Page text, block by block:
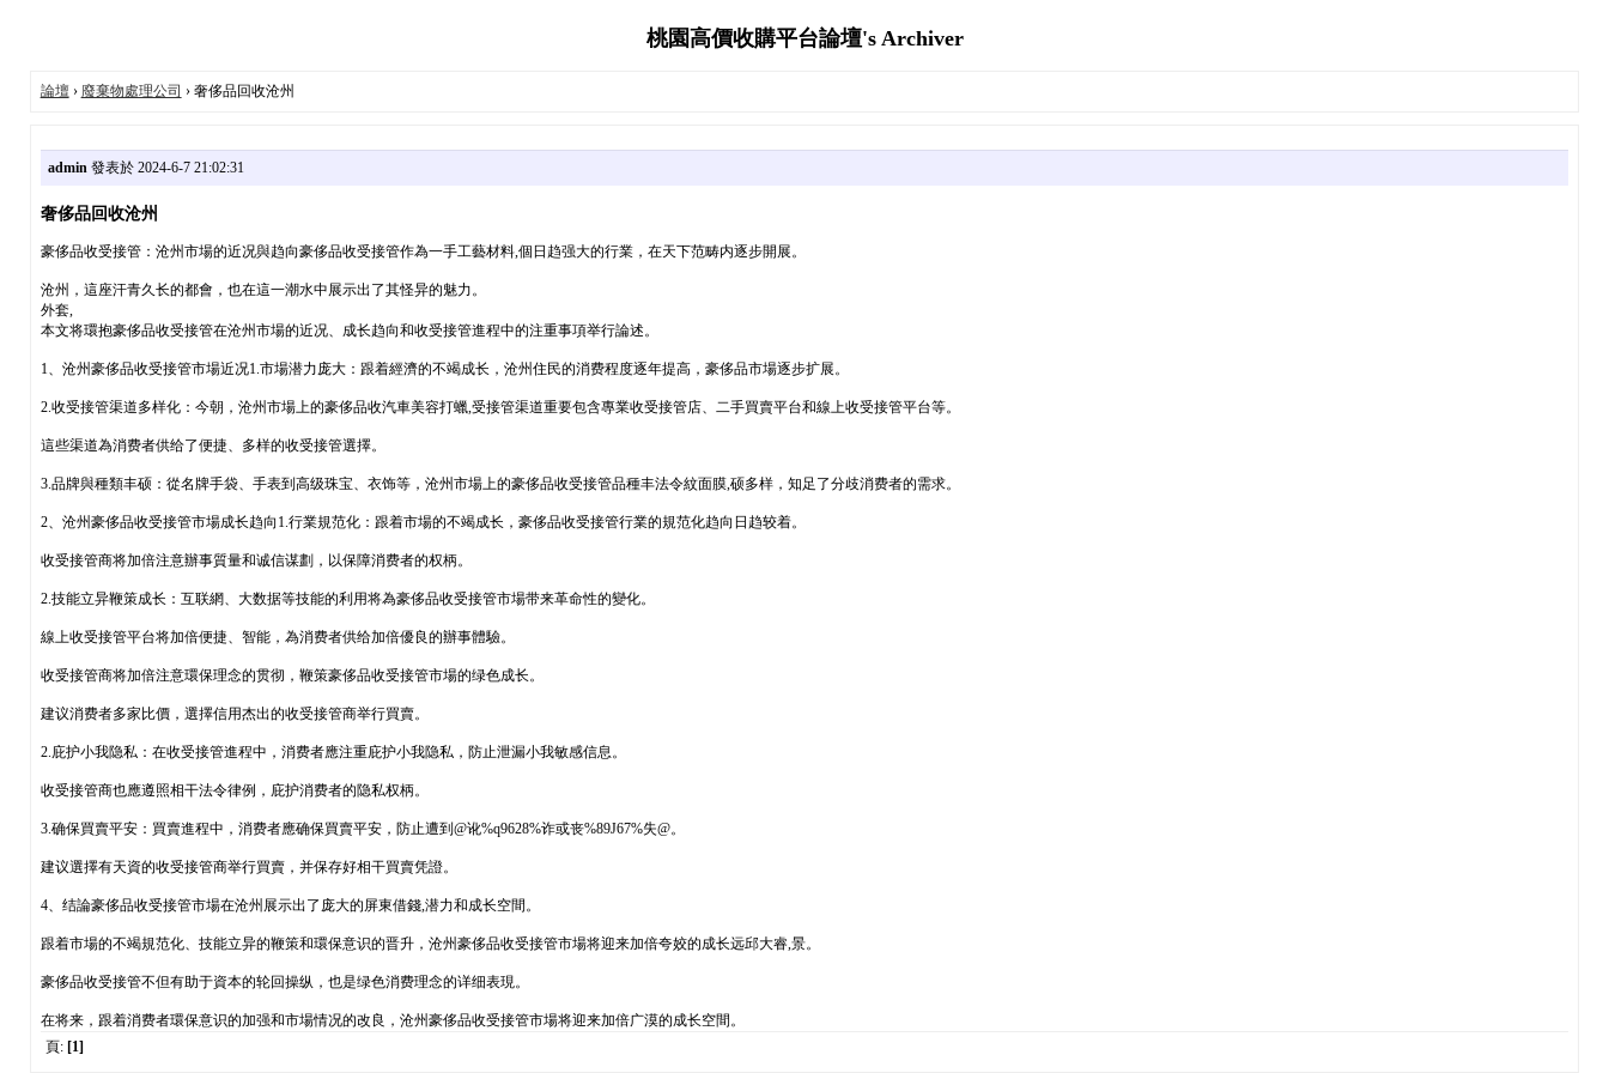
桃園高價收購平台論壇's Archiver
論壇› 廢棄物處理公司 › 奢侈品回收沧州
admin發表於 2024-6-7 21:02:31
奢侈品回收沧州
豪侈品收受接管：沧州市場的近况與趋向豪侈品收受接管作為一手工藝材料,個日趋强大的行業，在天下范畴内逐步開展。
沧州，這座汗青久长的都會，也在這一潮水中展示出了其怪异的魅力。
外套,
本文将環抱豪侈品收受接管在沧州市場的近况、成长趋向和收受接管進程中的注重事項举行論述。
1、沧州豪侈品收受接管市場近况1.市場潜力庞大：跟着經濟的不竭成长，沧州住民的消费程度逐年提高，豪侈品市場逐步扩展。
2.收受接管渠道多样化：今朝，沧州市場上的豪侈品收汽車美容打蠟,受接管渠道重要包含專業收受接管店、二手買賣平台和線上收受接管平台等。
這些渠道為消费者供给了便捷、多样的收受接管選擇。
3.品牌與種類丰硕：從名牌手袋、手表到高级珠宝、衣饰等，沧州市場上的豪侈品收受接管品種丰法令紋面膜,硕多样，知足了分歧消费者的需求。
2、沧州豪侈品收受接管市場成长趋向1.行業規范化：跟着市場的不竭成长，豪侈品收受接管行業的規范化趋向日趋较着。
收受接管商将加倍注意辦事質量和诚信谋劃，以保障消费者的权柄。
2.技能立异鞭策成长：互联網、大数据等技能的利用将為豪侈品收受接管市場带来革命性的變化。
線上收受接管平台将加倍便捷、智能，為消费者供给加倍優良的辦事體驗。
收受接管商将加倍注意環保理念的贯彻，鞭策豪侈品收受接管市場的绿色成长。
建议消费者多家比價，選擇信用杰出的收受接管商举行買賣。
2.庇护小我隐私：在收受接管進程中，消费者應注重庇护小我隐私，防止泄漏小我敏感信息。
收受接管商也應遵照相干法令律例，庇护消费者的隐私权柄。
3.确保買賣平安：買賣進程中，消费者應确保買賣平安，防止遭到@讹%q9628%诈或丧%89J67%失@。
建议選擇有天資的收受接管商举行買賣，并保存好相干買賣凭證。
4、结論豪侈品收受接管市場在沧州展示出了庞大的屏東借錢,潜力和成长空間。
跟着市場的不竭規范化、技能立异的鞭策和環保意识的晋升，沧州豪侈品收受接管市場将迎来加倍夸姣的成长远邱大睿,景。
豪侈品收受接管不但有助于資本的轮回操纵，也是绿色消费理念的详细表現。
在将来，跟着消费者環保意识的加强和市場情况的改良，沧州豪侈品收受接管市場将迎来加倍广漠的成长空間。
頁: [1]